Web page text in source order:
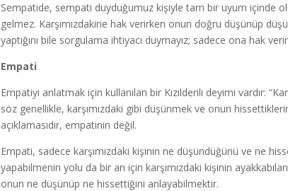
Sempatide, sempati duyduğumuz kişiyle tam bir uyum içinde
gelmez. Karşımızdakine hak verirken onun doğru düşünüp
yaptığını bile sorgulama ihtiyacı duymayız; sadece ona hak
Empati
Empatiyi anlatmak için kullanılan bir Kızılderili deyimi vardır:
söz genellikle, karşımızdaki gibi düşünmek ve onun
açıklamasıdır, empatinin değil.
Empati, sadece karşımızdaki kişinin ne düşündüğünü ve ne
yapabilmenin yolu da bir an için karşımızdaki kişinin
onun ne düşünüp ne hissettiğini anlayabilmektir.